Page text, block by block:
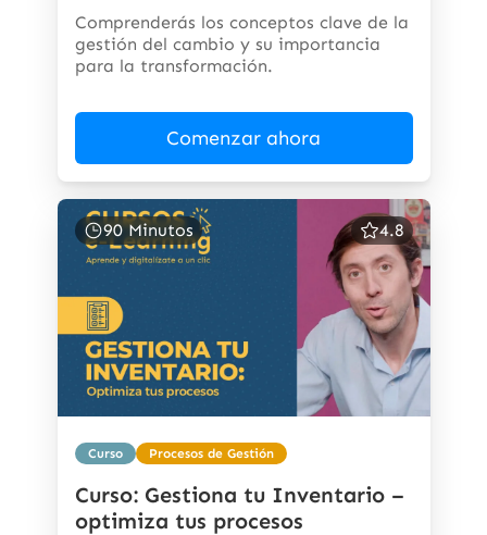
Comprenderás los conceptos clave de la
gestión del cambio y su importancia
para la transformación.
Comenzar ahora
90 Minutos 4.8
Curso Procesos de Gestión
Curso: Gestiona tu Inventario –
optimiza tus procesos